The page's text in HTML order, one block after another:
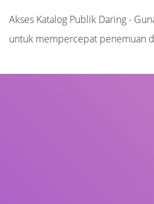
Akses Katalog Publik Daring -
untuk mempercepat penemuan